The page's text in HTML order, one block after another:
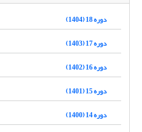
دوره 18 (1404)
دوره 17 (1403)
دوره 16 (1402)
دوره 15 (1401)
دوره 14 (1400)